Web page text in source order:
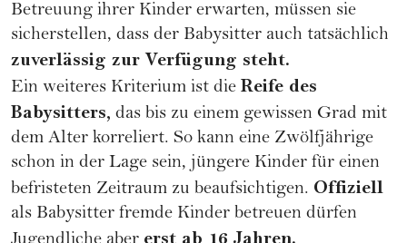
Betreuung ihrer Kinder erwarten, müssen sie
sicherstellen, dass der Babysitter auch tatsächlich
zuverlässig zur Verfügung steht.
Ein weiteres Kriterium ist die Reife des
Babysitters, das bis zu einem gewissen Grad mit
dem Alter korreliert. So kann eine Zwölfjährige
schon in der Lage sein, jüngere Kinder für einen
befristeten Zeitraum zu beaufsichtigen. Offiziell
als Babysitter fremde Kinder betreuen dürfen
erst ab 16 Jahren.